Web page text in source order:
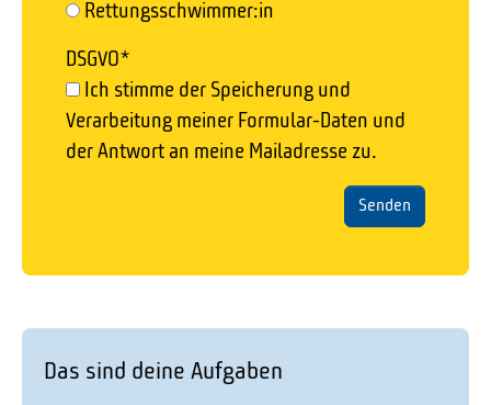
Rettungsschwimmer:in
DSGVO*
Verarbeitung meiner Formular-Daten und
der Antwort an meine Mailadresse zu.
Das sind deine Aufgaben